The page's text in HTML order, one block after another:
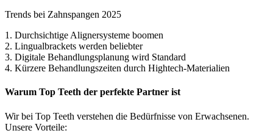
Trends bei Zahnspangen 2025
1. Durchsichtige Alignersysteme boomen
2. Lingualbrackets werden beliebter
3. Digitale Behandlungsplanung wird Standard
4. Kürzere Behandlungszeiten durch Hightech-Materialien
Warum Top Teeth der perfekte Partner ist
Wir bei Top Teeth verstehen die Bedürfnisse von Erwachsenen.
Unsere Vorteile: